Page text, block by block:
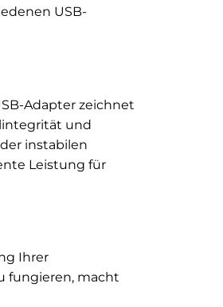
USB-
Adapter zeichnet
und
instabilen
Leistung für
Ihrer
fungieren, macht